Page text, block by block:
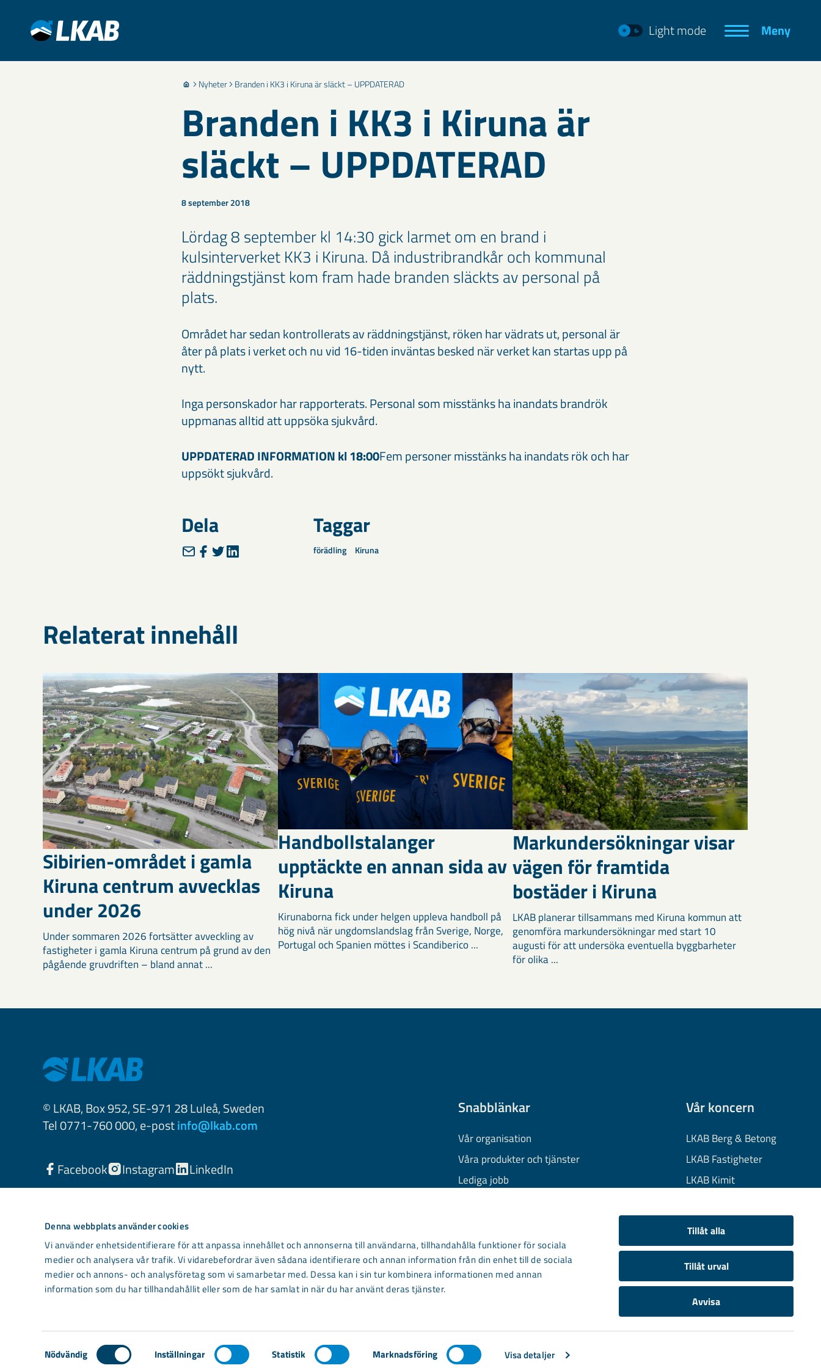
Denna webbplats använder cookies
Vi använder enhetsidentifierare för att anpassa innehållet och annonserna till användarna, tillhandahålla funktioner för sociala
medier och analysera vår trafik. Vi vidarebefordrar även sådana identifierare och annan information från din enhet till de sociala
medier och annons- och analysföretag som vi samarbetar med. Dessa kan i sin tur kombinera informationen med annan
information som du har tillhandahållit eller som de har samlat in när du har använt deras tjänster.
Samtyckesval
Nödvändig Inställningar Statistik Marknadsföring Visa detaljer
Tillåt alla
Tillåt urval
Avvisa
Light mode Meny
Nyheter Branden i KK3 i Kiruna är släckt – UPPDATERAD
Branden i KK3 i Kiruna är
släckt – UPPDATERAD
8 september 2018
Lördag 8 september kl 14:30 gick larmet om en brand i
kulsinterverket KK3 i Kiruna. Då industribrandkår och kommunal
räddningstjänst kom fram hade branden släckts av personal på
plats.
Området har sedan kontrollerats av räddningstjänst, röken har vädrats ut, personal är
åter på plats i verket och nu vid 16-tiden inväntas besked när verket kan startas upp på
nytt.
Inga personskador har rapporterats. Personal som misstänks ha inandats brandrök
uppmanas alltid att uppsöka sjukvård.
UPPDATERAD INFORMATION kl 18:00Fem personer misstänks ha inandats rök och har
uppsökt sjukvård.
Dela Taggar
förädling Kiruna
Relaterat innehåll
Sibirien-området i gamla
Kiruna centrum avvecklas
under 2026
Under sommaren 2026 fortsätter avveckling av
fastigheter i gamla Kiruna centrum på grund av den
pågående gruvdriften – bland annat ...
Handbollstalanger
upptäckte en annan sida av
Kiruna
Kirunaborna fick under helgen uppleva handboll på
hög nivå när ungdomslandslag från Sverige, Norge,
Portugal och Spanien möttes i Scandiberico ...
Markundersökningar visar
vägen för framtida
bostäder i Kiruna
LKAB planerar tillsammans med Kiruna kommun att
genomföra markundersökningar med start 10
augusti för att undersöka eventuella byggbarheter
för olika ...
© LKAB, Box 952, SE-971 28 Luleå, Sweden
Tel 0771-760 000, e-postinfo@lkab.com
Facebook Instagram LinkedIn
Snabblänkar
Vår organisation
Våra produkter och tjänster
Lediga jobb
Information om cookies
Kontakta oss
Vår koncern
LKAB Berg & Betong
LKAB Fastigheter
LKAB Kimit
LKAB Wassara
Samhällsutveckling
Light mode